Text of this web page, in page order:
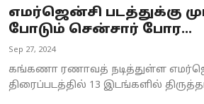
Astrology
Spirituality
Weather
எமர்ஜென்சி படத்துக்கு
போடும் சென்சார் போர...
Sep 27, 2024
கங்கணா ரணாவத் நடித்துள்ள
திரைப்படத்தில் 13 இடங்களில்